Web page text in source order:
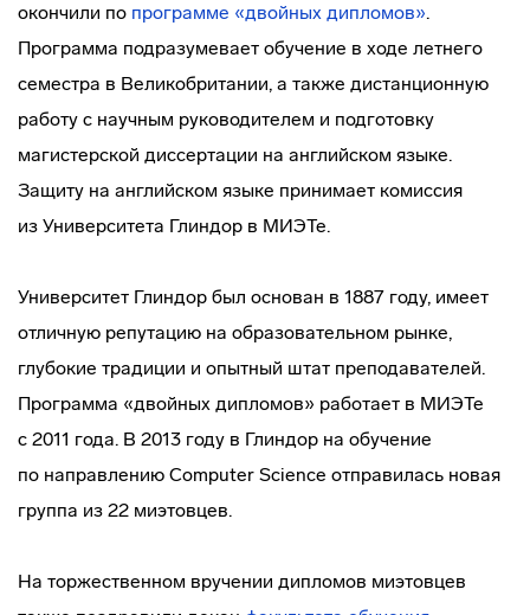
окончили по программе «двойных дипломов».
Программа подразумевает обучение в ходе летнего
семестра в Великобритании, а также дистанционную
работу с научным руководителем и подготовку
магистерской диссертации на английском языке.
Защиту на английском языке принимает комиссия
из Университета Глиндор в МИЭТе.
Университет Глиндор был основан в 1887 году, имеет
отличную репутацию на образовательном рынке,
глубокие традиции и опытный штат преподавателей.
Программа «двойных дипломов» работает в МИЭТе
с 2011 года. В 2013 году в Глиндор на обучение
по направлению Computer Science отправилась новая
группа из 22 миэтовцев.
На торжественном вручении дипломов миэтовцев